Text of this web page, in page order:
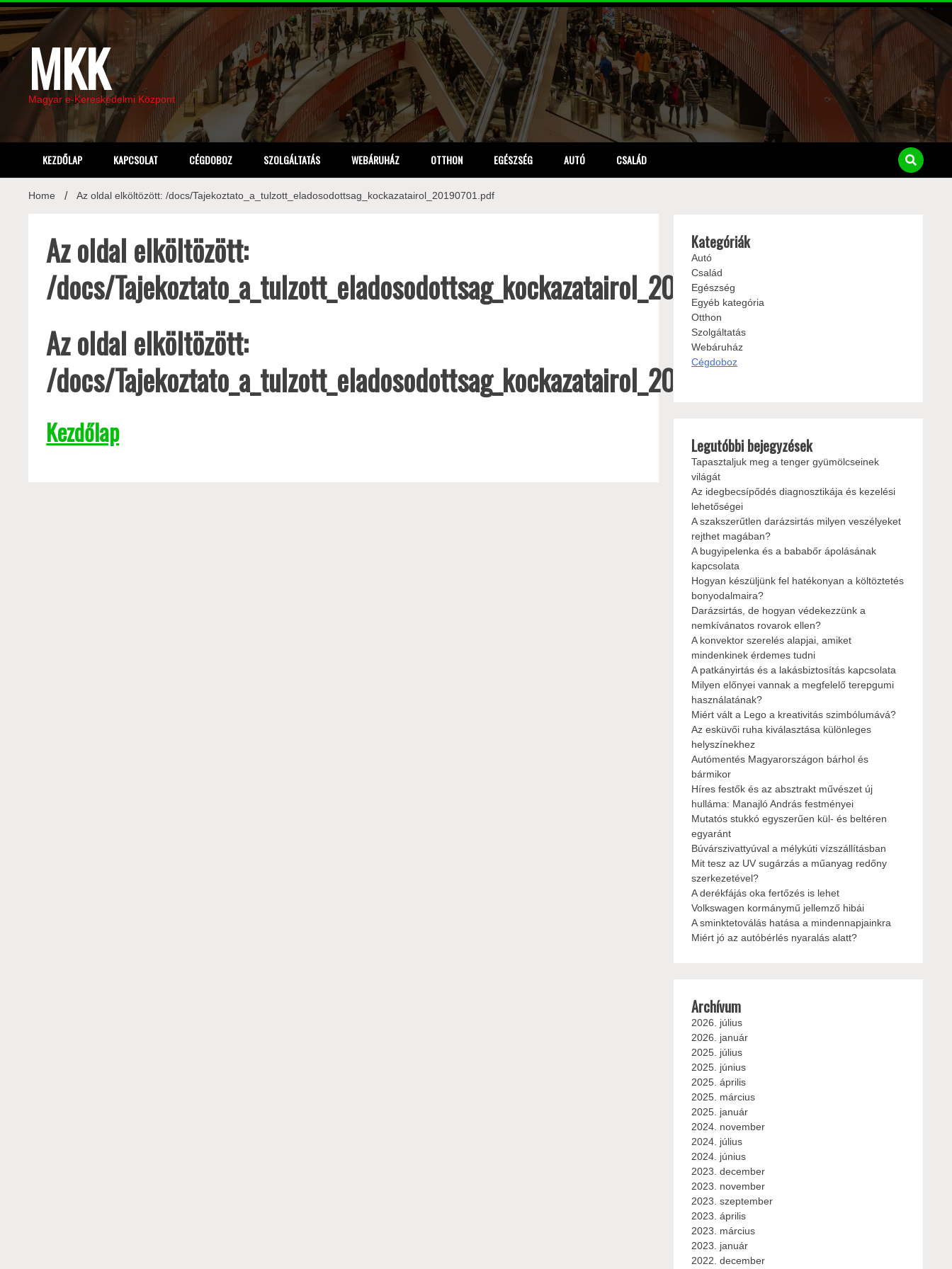
Skip
to
contentMKK
Magyar e-Kereskedelmi Központ
KEZDŐLAP KAPCSOLAT CÉGDOBOZ SZOLGÁLTATÁS WEBÁRUHÁZ OTTHON EGÉSZSÉG AUTÓ CSALÁD
Home Az oldal elköltözött: /docs/Tajekoztato_a_tulzott_eladosodottsag_kockazatairol_20190701.pdf
Az oldal elköltözött:
/docs/Tajekoztato_a_tulzott_eladosodottsag_kockazatairol_20190701.pdf
Az oldal elköltözött:
/docs/Tajekoztato_a_tulzott_eladosodottsag_kockazatairol_20190701.pdf
Kezdőlap
Kategóriák
Autó
Család
Egészség
Egyéb kategória
Otthon
Szolgáltatás
Webáruház
Cégdoboz
Legutóbbi bejegyzések
Tapasztaljuk meg a tenger gyümölcseinek
világát
Az idegbecsípődés diagnosztikája és kezelési
lehetőségei
A szakszerűtlen darázsirtás milyen veszélyeket
rejthet magában?
A bugyipelenka és a bababőr ápolásának
kapcsolata
Hogyan készüljünk fel hatékonyan a költöztetés
bonyodalmaira?
Darázsirtás, de hogyan védekezzünk a
nemkívánatos rovarok ellen?
A konvektor szerelés alapjai, amiket
mindenkinek érdemes tudni
A patkányirtás és a lakásbiztosítás kapcsolata
Milyen előnyei vannak a megfelelő terepgumi
használatának?
Miért vált a Lego a kreativitás szimbólumává?
Az esküvői ruha kiválasztása különleges
helyszínekhez
Autómentés Magyarországon bárhol és
bármikor
Híres festők és az absztrakt művészet új
hulláma: Manajló András festményei
Mutatós stukkó egyszerűen kül- és beltéren
egyaránt
Búvárszivattyúval a mélykúti vízszállításban
Mit tesz az UV sugárzás a műanyag redőny
szerkezetével?
A derékfájás oka fertőzés is lehet
Volkswagen kormánymű jellemző hibái
A sminktetoválás hatása a mindennapjainkra
Miért jó az autóbérlés nyaralás alatt?
Archívum
2026. július
2026. január
2025. július
2025. június
2025. április
2025. március
2025. január
2024. november
2024. július
2024. június
2023. december
2023. november
2023. szeptember
2023. április
2023. március
2023. január
2022. december